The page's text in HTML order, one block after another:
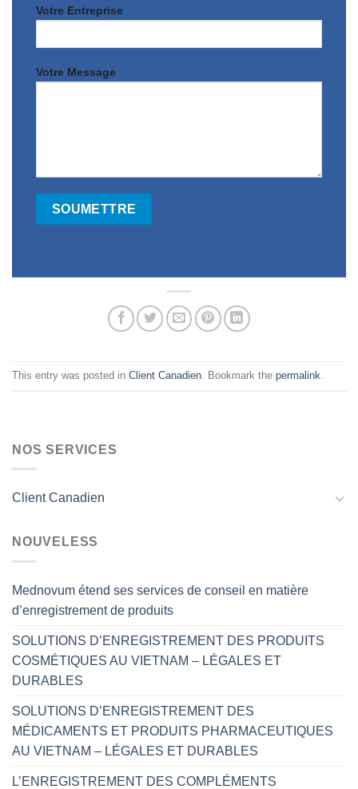
Votre Entreprise
Votre Message
This entry was posted in Client Canadien . Bookmark the permalink
NOS SERVICES
Client Canadien
NOUVELESS
Mednovum étend ses services de conseil en matière
d’enregistrement de produits
SOLUTIONS D’ENREGISTREMENT DES PRODUITS
COSMÉTIQUES AU VIETNAM – LÉGALES ET
DURABLES
SOLUTIONS D’ENREGISTREMENT DES
MÉDICAMENTS ET PRODUITS PHARMACEUTIQUES
AU VIETNAM – LÉGALES ET DURABLES
L’ENREGISTREMENT DES COMPLÉMENTS